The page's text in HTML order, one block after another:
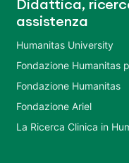
Didattica,
assistenza
Humanitas University
Fondazione Humanitas
Fondazione Humanitas
Fondazione Ariel
La Ricerca Clinica in